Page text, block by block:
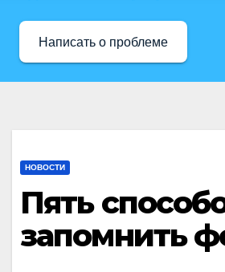
Написать о проблеме
НОВОСТИ
Пять
запомнить